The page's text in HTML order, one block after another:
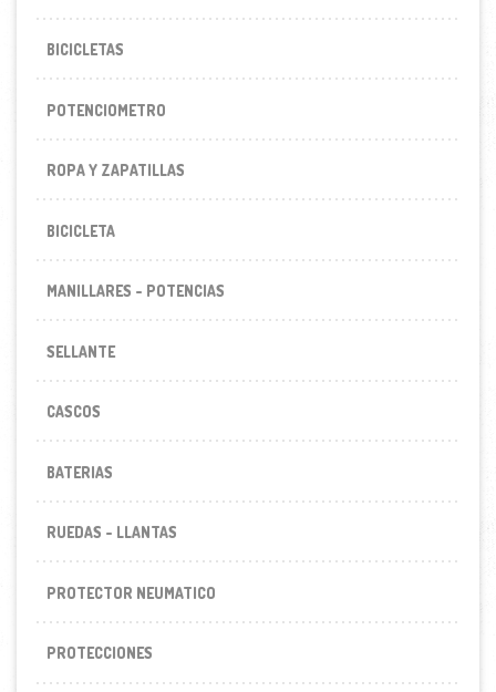
BICICLETAS
POTENCIOMETRO
ROPA Y ZAPATILLAS
BICICLETA
MANILLARES - POTENCIAS
SELLANTE
CASCOS
BATERIAS
RUEDAS - LLANTAS
PROTECTOR NEUMATICO
PROTECCIONES